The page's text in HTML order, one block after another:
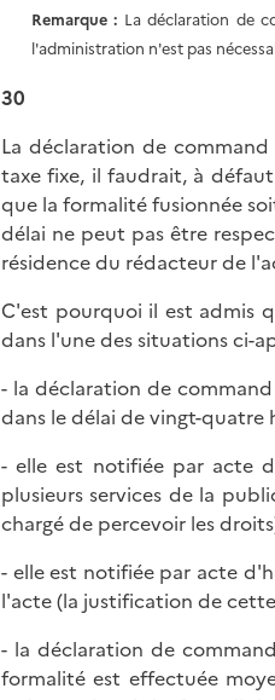
Remarque : La déclaration de
l'administration n'est pas
30
La déclaration de
taxe fixe, il faudrait, à
que la formalité fusionnée
délai ne peut pas être
résidence du rédacteur de
C'est pourquoi il est admis
dans l'une des situations ci-
- la déclaration de
dans le délai de vingt-quatre
- elle est notifiée par acte
plusieurs services de la
chargé de percevoir les
- elle est notifiée par acte
l'acte (la justification de
- la déclaration de
formalité est effectuée